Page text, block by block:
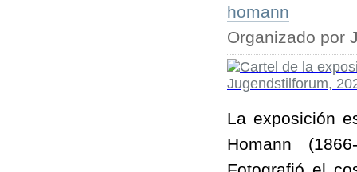
homann
Organizado por
La exposición
Homann